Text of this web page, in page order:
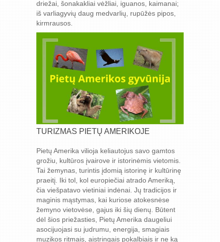
driežai, šonakakliai vėžliai, iguanos, kaimanai;
iš varliagyvių daug medvarlių, rupūžės pipos,
kirmrausos.
TURIZMAS PIETŲ AMERIKOJE
Pietų Amerika vilioja keliautojus savo gamtos
grožiu, kultūros įvairove ir istorinėmis vietomis.
Tai žemynas, turintis įdomią istorinę ir kultūrinę
praeitį. Iki tol, kol europiečiai atrado Ameriką,
čia viešpatavo vietiniai indėnai. Jų tradicijos ir
maginis mąstymas, kai kuriose atokesnėse
žemyno vietovėse, gajus iki šių dienų. Būtent
dėl šios priežasties, Pietų Amerika daugeliui
asocijuojasi su judrumu, energija, smagiais
muzikos ritmais, aistringais pokalbiais ir ne ką